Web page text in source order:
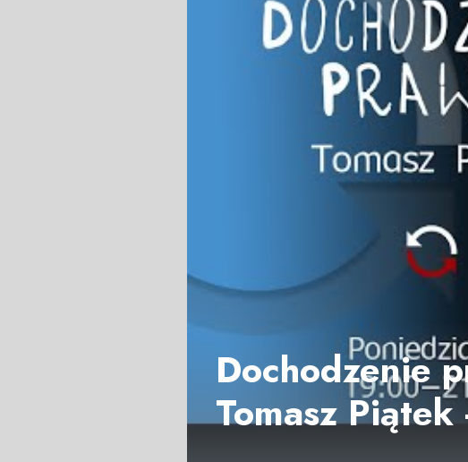
Dochodzenie
Tomasz